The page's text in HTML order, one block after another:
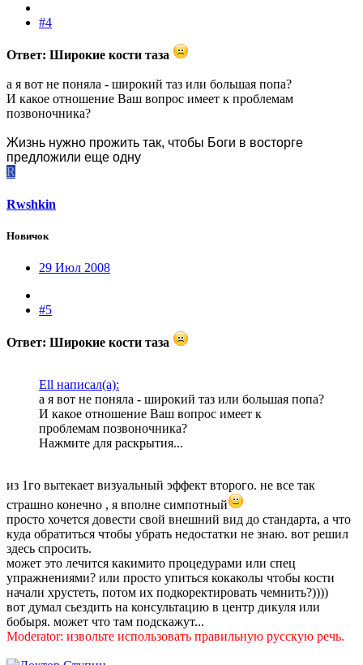
#4
Ответ: Широкие кости таза
а я вот не поняла - широкий таз или большая попа?
И какое отношение Ваш вопрос имеет к проблемам
позвоночника?
Жизнь нужно прожить так, чтобы Боги в восторге
предложили еще одну
R
Rwshkin
Новичок
29 Июл 2008
#5
Ответ: Широкие кости таза
Ell написал(а):
а я вот не поняла - широкий таз или большая попа?
И какое отношение Ваш вопрос имеет к
проблемам позвоночника?
Нажмите для раскрытия...
из 1го вытекает визуальный эффект второго. не все так
страшно конечно , я вполне симпотный
просто хочется довести свой внешний вид до стандарта, а что
куда обратиться чтобы убрать недостатки не знаю. вот решил
здесь спросить.
может это лечится какимито процедурами или спец
упражнениями? или просто упиться кокаколы чтобы кости
начали хрустеть, потом их подкоректировать чемнить?))))
вот думал сьездить на консультацию в центр дикуля или
бобыря. может что там подскажут...
Moderator: извольте использовать правильную русскую речь.